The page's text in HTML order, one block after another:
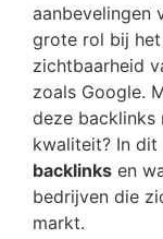
aanbevelingen
grote rol bij
zichtbaarheid
zoals Google.
deze backlinks
kwaliteit? In
backlinks en
bedrijven die
markt.